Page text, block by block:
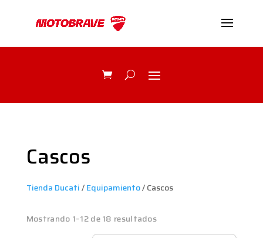
Cascos
Tienda Ducati/Equipamiento/ Cascos
Mostrando 1–12 de 18 resultados